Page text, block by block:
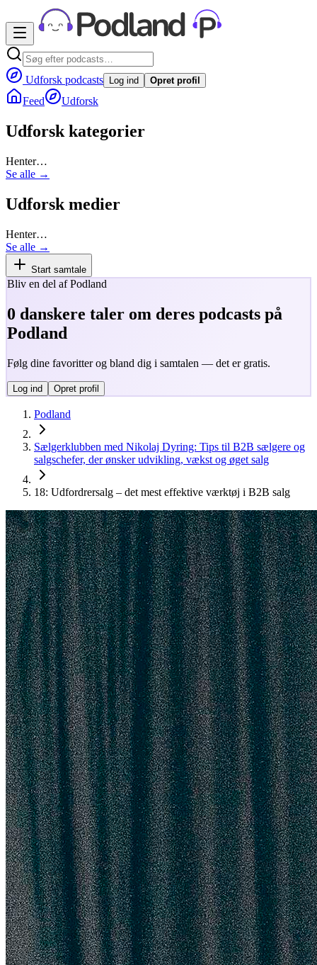
Udforsk podcasts Log ind Opret profil
Feed Udforsk
Udforsk kategorier
Henter…
Se alle →
Udforsk medier
Henter…
Se alle →
Start samtale
Bliv en del af Podland
0 danskere taler om deres podcasts på
Podland
Følg dine favoritter og bland dig i samtalen — det er gratis.
Log ind Opret profil
Podland
Sælgerklubben med Nikolaj Dyring: Tips til B2B sælgere og
salgschefer, der ønsker udvikling, vækst og øget salg
18: Udfordrersalg – det mest effektive værktøj i B2B salg